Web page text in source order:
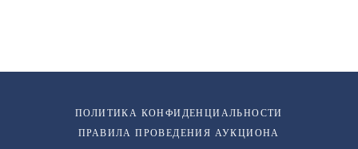
ПОЛИТИКА КОНФИДЕНЦИАЛЬНОСТИ
ПРАВИЛА ПРОВЕДЕНИЯ АУКЦИОНА